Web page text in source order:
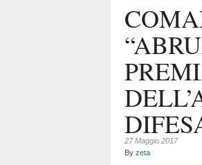
27 Maggio 2017
By zeta